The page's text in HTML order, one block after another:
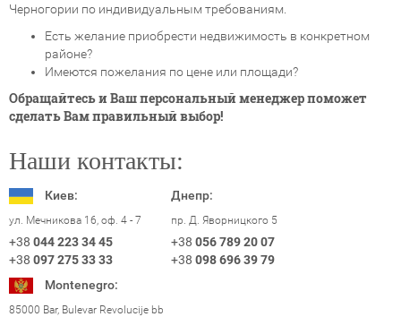
Черногории по индивидуальным требованиям.
Есть желание приобрести недвижимость в конкретном
районе?
Имеются пожелания по цене или площади?
Обращайтесь и Ваш персональный менеджер поможет
сделать Вам правильный выбор!
Наши контакты:
Киев:
ул. Мечникова 16, оф. 4 - 7
+38 044 223 34 45
+38 097 275 33 33
Днепр:
пр. Д. Яворницкого 5
+38 056 789 20 07
+38 098 696 39 79
Montenegro:
85000 Bar, Bulevar Revolucije bb